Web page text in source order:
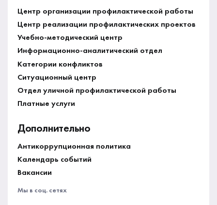
Центр организации профилактической работы
Центр реализации профилактических проектов
Учебно-методический центр
Информационно-аналитический отдел
Категории конфликтов
Ситуационный центр
Отдел уличной профилактической работы
Платные услуги
Дополнительно
Антикоррупционная политика
Календарь событий
Вакансии
Мы в соц. сетях